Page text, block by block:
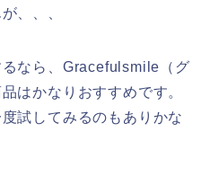
、、、
なら、Gracefulsmile（グ
はかなりおすすめです。
試してみるのもありかな